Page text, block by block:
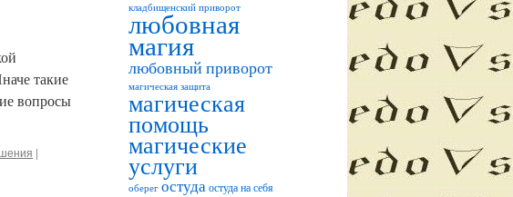
такие
вопросы
|
кладбищенский приворот
любовная
магия
любовный приворот
магическая защита
магическая
помощь
магические
услуги
оберег остуда остуда на себя